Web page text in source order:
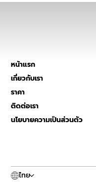
หน้าแรก
เกี่ยวกับเรา
ราคา
ติดต่อเรา
นโยบายความเป็นส่วนตัว
ไทย